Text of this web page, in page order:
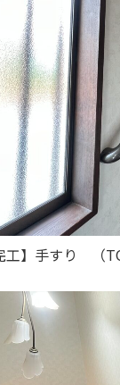
工】手すり （